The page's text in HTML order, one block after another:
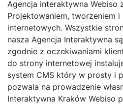
Agencja interaktywna Webiso
Projektowaniem, tworzeniem
internetowych. Wszystkie
nasza Agencja Interaktywna
zgodnie z oczekiwaniami
do strony internetowej
system CMS który w prosty i
pozwala na prowadzenie
Interaktywna Kraków Webiso